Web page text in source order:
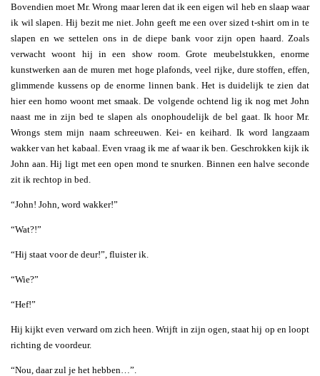
Bovendien moet Mr. Wrong maar leren dat ik een eigen wil heb en slaap waar
ik wil slapen. Hij bezit me niet. John geeft me een over sized t-shirt om in te
slapen en we settelen ons in de diepe bank voor zijn open haard. Zoals
verwacht woont hij in een show room. Grote meubelstukken, enorme
kunstwerken aan de muren met hoge plafonds, veel rijke, dure stoffen, effen,
glimmende kussens op de enorme linnen bank. Het is duidelijk te zien dat
hier een homo woont met smaak. De volgende ochtend lig ik nog met John
naast me in zijn bed te slapen als onophoudelijk de bel gaat. Ik hoor Mr.
Wrongs stem mijn naam schreeuwen. Kei- en keihard. Ik word langzaam
wakker van het kabaal. Even vraag ik me af waar ik ben. Geschrokken kijk ik
John aan. Hij ligt met een open mond te snurken. Binnen een halve seconde
zit ik rechtop in bed.
“John! John, word wakker!”
“Wat?!”
“Hij staat voor de deur!”, fluister ik.
“Wie?”
“Hef!”
Hij kijkt even verward om zich heen. Wrijft in zijn ogen, staat hij op en loopt
richting de voordeur.
“Nou, daar zul je het hebben…”.